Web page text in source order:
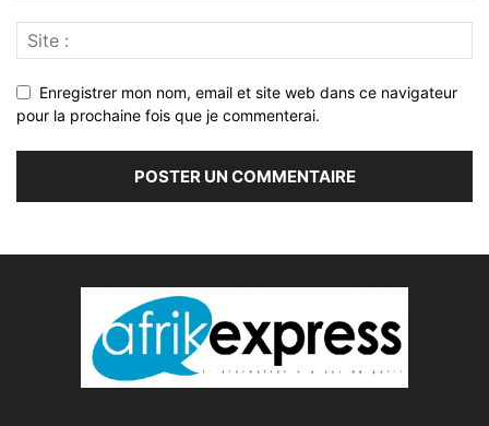
Enregistrer mon nom, email et site web dans ce navigateur
pour la prochaine fois que je commenterai.